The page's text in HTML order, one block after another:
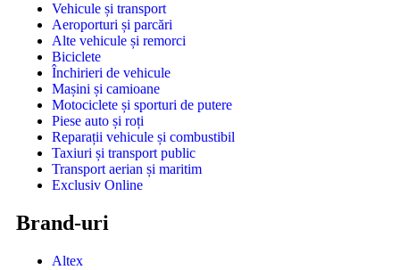
Vehicule și transport
Aeroporturi și parcări
Alte vehicule și remorci
Biciclete
Închirieri de vehicule
Mașini și camioane
Motociclete și sporturi de putere
Piese auto și roți
Reparații vehicule și combustibil
Taxiuri și transport public
Transport aerian și maritim
Exclusiv Online
Brand-uri
Altex